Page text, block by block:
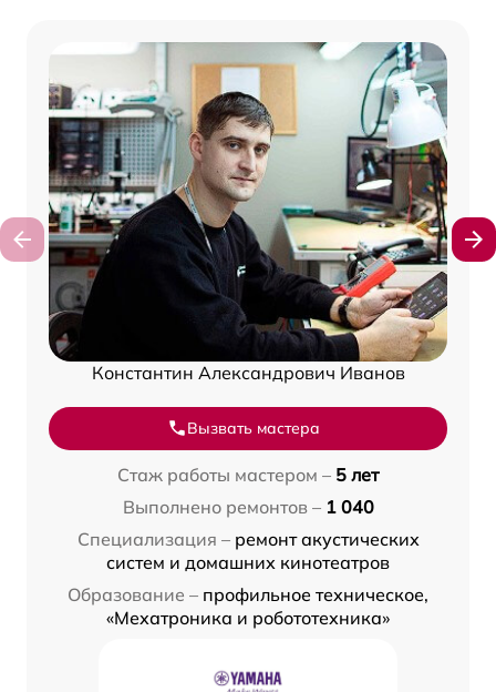
Константин Александрович Иванов
Вызвать мастера
Стаж работы мастером – 5 лет
Выполнено ремонтов – 1 040
Специализация – ремонт акустических
систем и домашних кинотеатров
Образование – профильное техническое,
«Мехатроника и робототехника»